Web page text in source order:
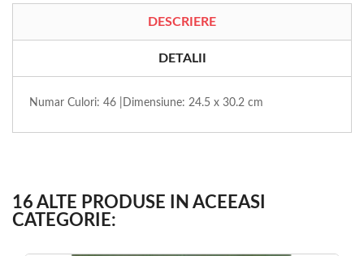
DESCRIERE
DETALII
Numar Culori: 46 |Dimensiune: 24.5 x 30.2 cm
16 ALTE PRODUSE IN ACEEASI
CATEGORIE: